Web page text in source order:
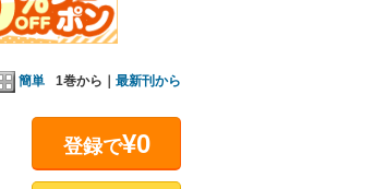
簡単 1巻から｜ 最新刊から
登録で¥0